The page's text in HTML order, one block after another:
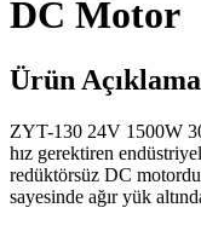
DC Motor
Ürün
ZYT-130 24V 1500W
hız gerektiren
redüktörsüz DC
sayesinde ağır yük